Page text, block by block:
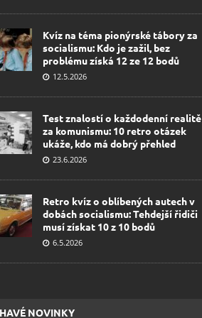
Kvíz na téma pionýrské tábory za
socialismu: Kdo je zažil, bez
problému získá 12 ze 12 bodů
12.5.2026
Test znalostí o každodenní realitě
za komunismu: 10 retro otázek
ukáže, kdo má dobrý přehled
23.6.2026
Retro kvíz o oblíbených autech v
dobách socialismu: Tehdejší řidiči
musí získat 10 z 10 bodů
6.5.2026
NOVINKY